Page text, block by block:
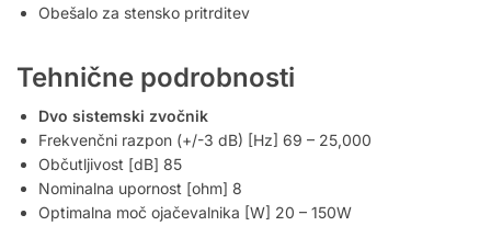
Obešalo za stensko pritrditev
Tehnične podrobnosti
Dvo sistemski zvočnik
Frekvenčni razpon (+/-3 dB) [Hz] 69 – 25,000
Občutljivost [dB] 85
Nominalna upornost [ohm] 8
Optimalna moč ojačevalnika [W] 20 – 150W